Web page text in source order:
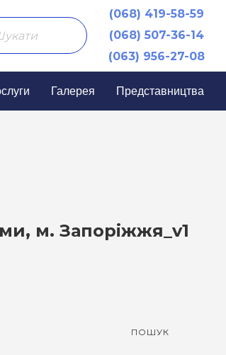
(068) 419-58-59
(068) 507-36-14
(063) 956-27-08
Галерея Представництва
м. Запоріжжя_v1
ПОШУК